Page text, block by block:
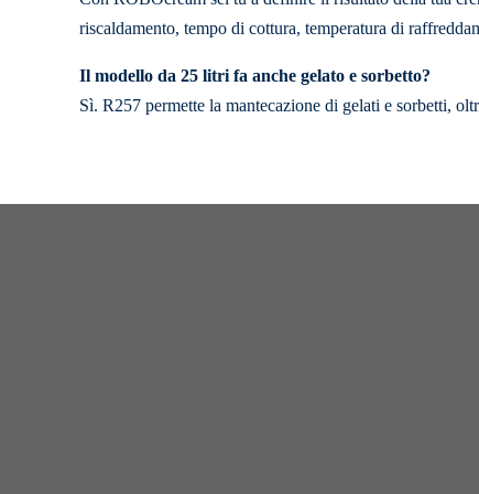
riscaldamento, tempo di cottura, temperatura di
Il modello da 25 litri fa anche gelato e sorbetto?
Sì. R257 permette la mantecazione di gelati e sorbetti,